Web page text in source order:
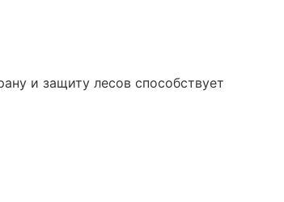
и защиту лесов способствует